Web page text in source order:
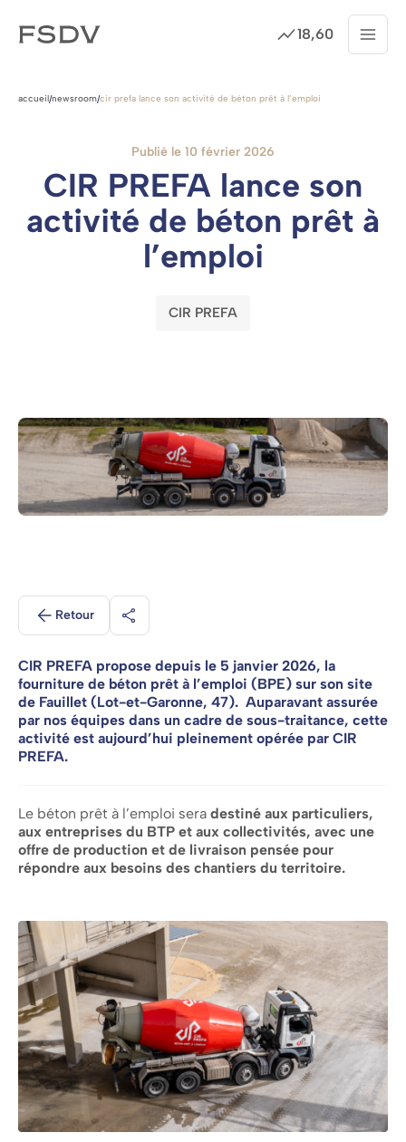
au
18,60
Cotation Menu
accueil/newsroom/cir prefa lance son activité de béton prêt à l’emploi
Publié le 10 février 2026
CIR PREFA lance son
activité de béton prêt à
l’emploi
CIR PREFA
Retour Partager
CIR PREFA propose depuis le 5 janvier 2026, la
fourniture de béton prêt à l’emploi (BPE) sur son site
de Fauillet (Lot-et-Garonne, 47). Auparavant assurée
par nos équipes dans un cadre de sous-traitance, cette
activité est aujourd’hui pleinement opérée par CIR
PREFA.
Le béton prêt à l’emploi sera destiné aux particuliers,
aux entreprises du BTP et aux collectivités, avec une
offre de production et de livraison pensée pour
répondre aux besoins des chantiers du territoire.